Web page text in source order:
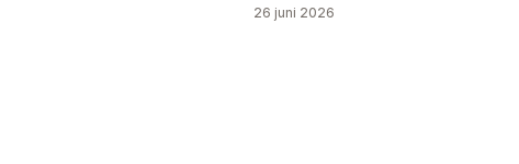
26 juni 2026